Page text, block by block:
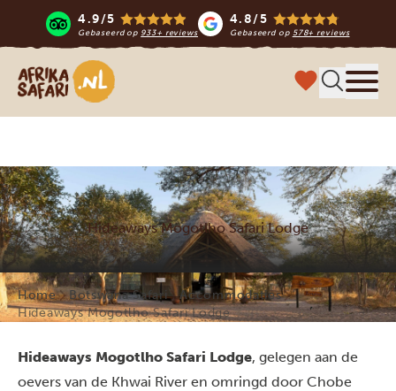
4.9/5
Gebaseerd op 933+ reviews
4.8/5
Gebaseerd op 578+ reviews
Afrika safari
Hideaways Mogotlho Safari Lodge
Home Botswana Safari
Accommodaties
Hideaways Mogotlho Safari Lodge
Hideaways Mogotlho Safari Lodge, gelegen aan de
oevers van de Khwai River en omringd door Chobe